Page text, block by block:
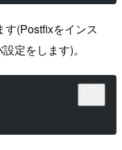
(Postfixをインス
定をします)。